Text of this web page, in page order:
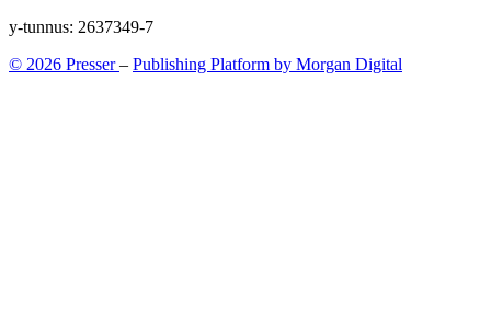
y-tunnus: 2637349-7
© 2026 Presser– Publishing Platform by Morgan Digital